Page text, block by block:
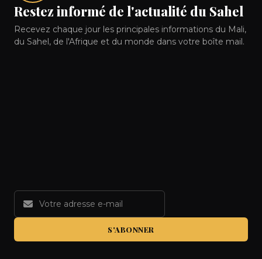
Restez informé de l'actualité du Sahel
Recevez chaque jour les principales informations du Mali,
du Sahel, de l'Afrique et du monde dans votre boîte mail.
S'ABONNER